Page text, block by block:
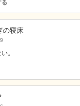
る
の寝床
。